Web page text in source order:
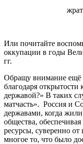
Или почитайте
оккупации в годы
гг.
Обращу внимание ещё
благодаря открытости
державой?» В таких
матчасть». Россия и
державами, когда
общества,
ресурсы, суверенно
многое то, что было